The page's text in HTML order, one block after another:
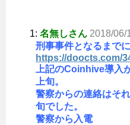
1: 名無しさん 2018/06/
刑事事件となるまで
https://doocts.com/
上記のCoinhive導入
上旬。
警察からの連絡はそ
旬でした。
警察から入電